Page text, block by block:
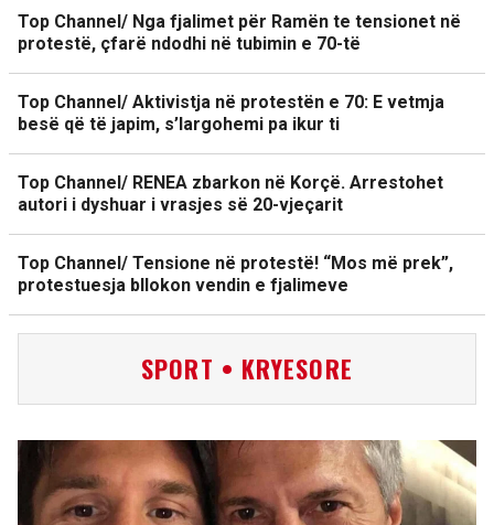
Top Channel/ Nga fjalimet për Ramën te tensionet në
protestë, çfarë ndodhi në tubimin e 70-të
Top Channel/ Aktivistja në protestën e 70: E vetmja
besë që të japim, s’largohemi pa ikur ti
Top Channel/ RENEA zbarkon në Korçë. Arrestohet
autori i dyshuar i vrasjes së 20-vjeçarit
Top Channel/ Tensione në protestë! “Mos më prek”,
protestuesja bllokon vendin e fjalimeve
SPORT • KRYESORE